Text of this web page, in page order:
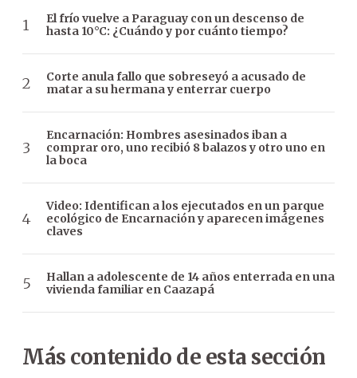
El frío vuelve a Paraguay con un descenso de
hasta 10°C: ¿Cuándo y por cuánto tiempo?
Corte anula fallo que sobreseyó a acusado de
matar a su hermana y enterrar cuerpo
Encarnación: Hombres asesinados iban a
comprar oro, uno recibió 8 balazos y otro uno en
la boca
Video: Identifican a los ejecutados en un parque
ecológico de Encarnación y aparecen imágenes
claves
Hallan a adolescente de 14 años enterrada en una
vivienda familiar en Caazapá
Más contenido de esta sección